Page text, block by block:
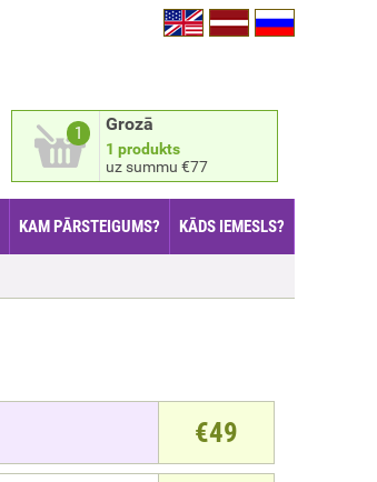
1 Grozā
1 produkts
uz summu €77
KAM PĀRSTEIGUMS? KĀDS IEMESLS?
€49